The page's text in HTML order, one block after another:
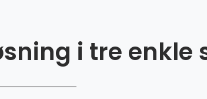
i tre enkle